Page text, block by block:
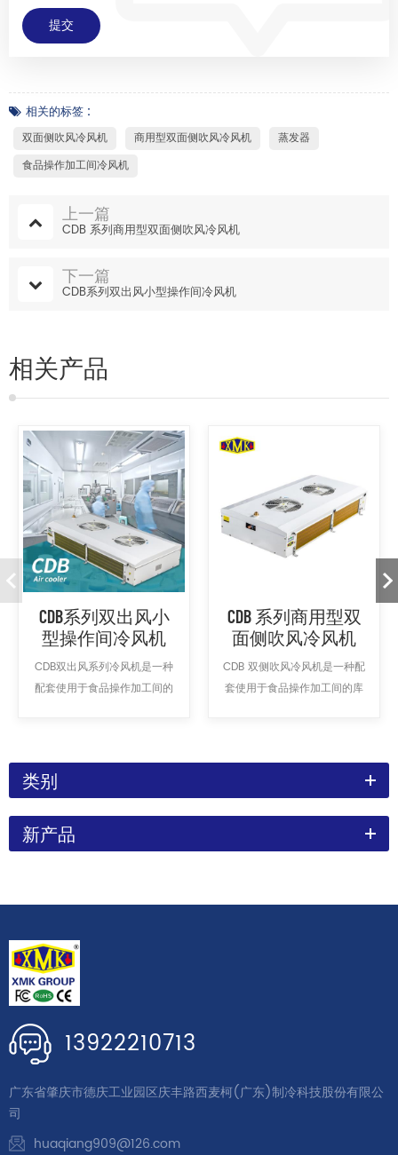
相关的标签 :
双面侧吹风冷风机 商用型双面侧吹风冷风机
蒸发器
食品操作加工间冷风机
上一篇
CDB 系列商用型双面侧吹风冷风机
下一篇
CDB系列双出风小型操作间冷风机
相关产品
CDB系列双出风小
型操作间冷风机
CDB双出风系列冷风机是一种
配套使用于食品操作加工间的
了优化，进而保证其高制冷
量。其6.4MM 片距中温适用
于-18℃左右的冷库（食品操作
加工间）使用
CDB 系列商用型双
面侧吹风冷风机
CDB 双侧吹风冷风机是一种配
套使用于食品操作加工间的库
类别
新产品
13922210713
广东省肇庆市德庆工业园区庆丰路西麦柯(广东)制冷科技股份有限公
司
huaqiang909@126.com